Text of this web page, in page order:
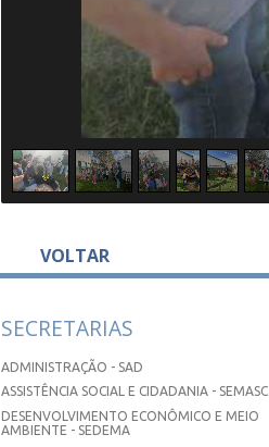
VOLTAR
SECRETARIAS
ADMINISTRAÇÃO - SAD
ASSISTÊNCIA SOCIAL E CIDADANIA - SEMASC
DESENVOLVIMENTO ECONÔMICO E MEIO
AMBIENTE - SEDEMA